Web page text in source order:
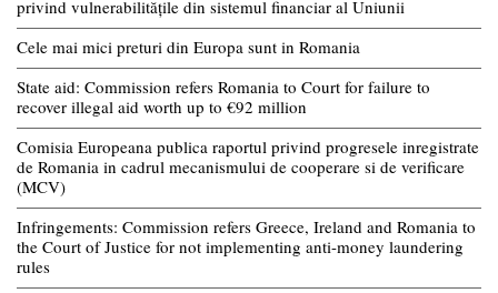
privind vulnerabilitățile din sistemul financiar al Uniunii
Cele mai mici preturi din Europa sunt in Romania
State aid: Commission refers Romania to Court for failure to
recover illegal aid worth up to €92 million
Comisia Europeana publica raportul privind progresele inregistrate
de Romania in cadrul mecanismului de cooperare si de verificare
(MCV)
Infringements: Commission refers Greece, Ireland and Romania to
the Court of Justice for not implementing anti-money laundering
rules